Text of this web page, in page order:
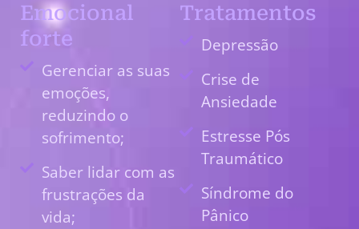
Emocional
forte
Gerenciar as suas
emoções,
reduzindo o
sofrimento;
Saber lidar com as
frustrações da
vida;
Tratamentos
Depressão
Crise de
Ansiedade
Estresse Pós
Traumático
Síndrome do
Pânico